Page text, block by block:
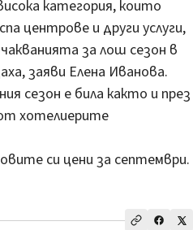
категория, които
центрове и други услуги,
за лош сезон в
заяви Елена Иванова.
сезон е била както и през
хотелиерите
си цени за септември.